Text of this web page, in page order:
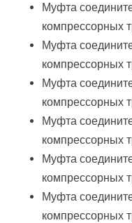
Муфта
компрессорных
Муфта
компрессорных
Муфта
компрессорных
Муфта
компрессорных
Муфта
компрессорных
Муфта
компрессорных